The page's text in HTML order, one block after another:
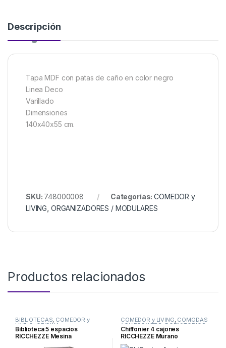
Descripción
Tapa MDF con patas de caño en color negro
Linea Deco
Varillado
Dimensiones
140x40x55 cm.
SKU: 748000008 Categorías:COMEDOR y
LIVING ORGANIZADORES / MODULARES
Productos relacionados
BIBLIOTECAS, COMEDOR y
LIVING OFICINA
Biblioteca 5 espacios
RICCHEZZE Mesina
COMEDOR y LIVING, COMODAS
/ CHIFFONIERS ,DORMITORIOS
Chiffonier 4 cajones
RICCHEZZE Murano
Hickory/Negro